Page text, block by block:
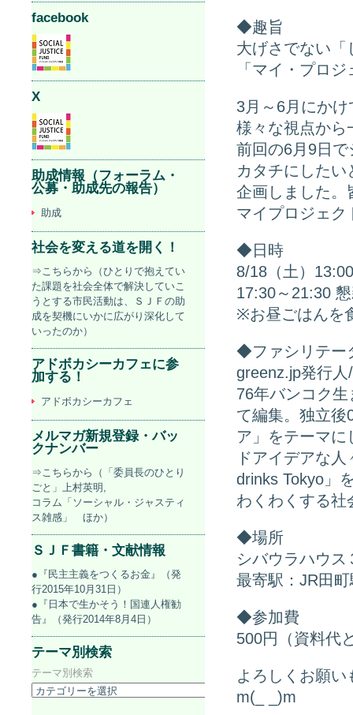
◆趣旨
大げさでない「
「マイ・プロ
3月～6月にか
様々な視点から
前回の6月9日
カタチにした
企画しました。
マイプロジェク
◆日時
8/18（土）
17:30～21:30
※お昼ごはんを
◆ファシリテー
greenz.jp発行
76年バンコク
て編集。独立後
ア」をテーマ
ドアイデアな
drinks Tokyo」
わくわくする社
◆場所
シバウラハウス
最寄駅：JR田町
◆参加費
500円（資料代
よろしくお願
m(_ _)m
facebook
X
助成情報（フォーラム・
公募・助成先の報告）
助成
社会を変える道を開く！
⇒こちらから（ひとりで抱えてい
た課題を社会全体で解決していこ
うとする市民活動は、ＳＪＦの助
成を契機にいかに広がり深化して
いったのか）
アドボカシーカフェに参
加する！
アドボカシーカフェ
メルマガ新規登録・バッ
クナンバー
⇒こちらから（「委員長のひとり
ごと」上村英明,
コラム「ソーシャル・ジャスティ
ス雑感」 ほか）
ＳＪＦ書籍・文献情報
●『民主主義をつくるお金』（発
行2015年10月31日）
●『日本で生かそう！国連人権勧
告』（発行2014年8月4日）
テーマ別検索
テーマ別検索